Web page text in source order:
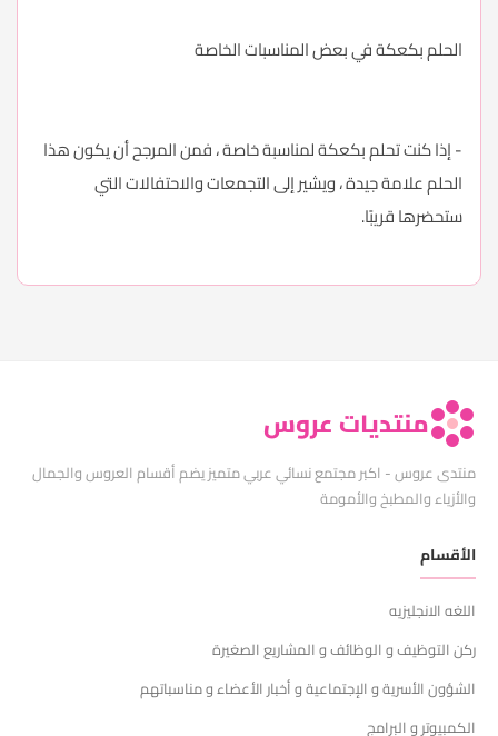
الحلم بكعكة في بعض المناسبات الخاصة
- إذا كنت تحلم بكعكة لمناسبة خاصة ، فمن المرجح أن يكون هذا
الحلم علامة جيدة ، ويشير إلى التجمعات والاحتفالات التي
ستحضرها قريبًا.
منتديات عروس
منتدى عروس - اكبر مجتمع نسائي عربي متميز يضم أقسام العروس والجمال
والأزياء والمطبخ والأمومة
الأقسام
اللغه الانجليزيه
ركن التوظيف و الوظائف و المشاريع الصغيرة
الشؤون الأسرية و الإجتماعية و أخبار الأعضاء و مناسباتهم
الكمبيوتر و البرامج